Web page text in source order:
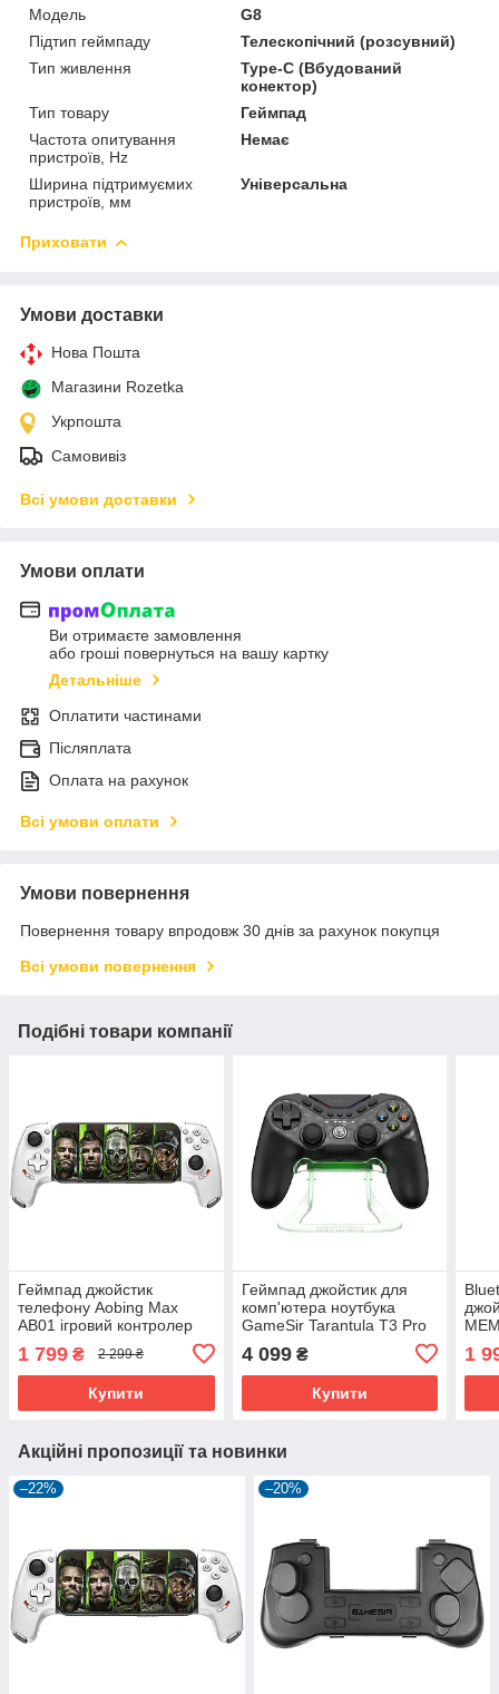
Мoдель
G8
Підтип геймпаду
Телескопічний (розсувний)
Тип живлення
Type-C (Вбудований
конектор)
Тип товару
Геймпад
Частота опитування
пристроїв, Hz
Немає
Ширина підтримуємих
пристроїв, мм
Універсальна
Приховати
Умови доставки
Нова Пошта
Магазини Rozetka
Укрпошта
Самовивіз
Всі умови доставки
Умови оплати
Ви отримаєте замовлення
або гроші повернуться на вашу картку
Детальніше
Оплатити частинами
Післяплата
Оплата на рахунок
Всі умови оплати
Умови повернення
Повернення товару впродовж 30 днів за рахунок покупця
Всі умови повернення
Подібні товари компанії
Геймпад джойстик
телефону Aobing Max
AB01 ігровий контролер
Android iOs iPhone
1 799 ₴ 2 299 ₴
Купити
Геймпад джойстик для
комп'ютера ноутбука
GameSir Tarantula T3 Pro
PC / Android / IOS / Switch
+ док станція
4 099₴
Купити
1
Акційні пропозиції та новинки
–22% –20%